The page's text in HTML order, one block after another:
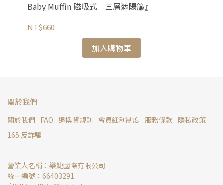
Baby Muffin 磁吸式『三層遮陽簾』
NT$660
加入購物車
關於我們
關於我們 FAQ 退換貨規則 會員紅利制度 服務條款 隱私政策
165 反詐騙
營業人名稱：樂婕國際有限公司
統一編號：66403291